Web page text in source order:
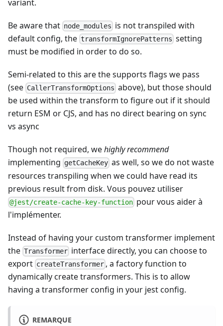
variant.
Be aware that node_modules is not transpiled with
default config, the transformIgnorePatterns setting
must be modified in order to do so.
Semi-related to this are the supports flags we pass
(see CallerTransformOptions above), but those should
be used within the transform to figure out if it should
return ESM or CJS, and has no direct bearing on sync
vs async
Though not required, wehighly recommend
implementing getCacheKey as well, so we do not waste
resources transpiling when we could have read its
previous result from disk. Vous pouvez utiliser
@jest/create-cache-key-function pour vous aider à
l'implémenter.
Instead of having your custom transformer implement
the Transformer interface directly, you can choose to
export createTransformer , a factory function to
dynamically create transformers. This is to allow
having a transformer config in your jest config.
REMARQUE